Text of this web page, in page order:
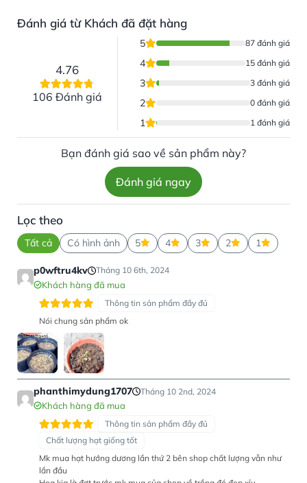
Đánh giá từ Khách đã đặt hàng
4.76
106 Đánh giá
5 87 đánh giá
4 15 đánh giá
3 3 đánh giá
2 0 đánh giá
1 1 đánh giá
Bạn đánh giá sao về sản phẩm này?
Đánh giá ngay
Lọc theo
Tất cả Có hình ảnh 5 4 3 2 1
p0wftru4kv Tháng 10 6th, 2024
Khách hàng đã mua
Thông tin sản phẩm đầy đủ
Nói chung sản phẩm ok
phanthimydung1707 Tháng 10 2nd, 2024
Khách hàng đã mua
Thông tin sản phẩm đầy đủ
Chất lượng hạt giống tốt
Mk mua hạt hướng dương lần thứ 2 bên shop chất lượng vẫn như
lần đầu